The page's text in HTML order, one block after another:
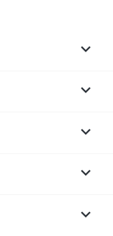




